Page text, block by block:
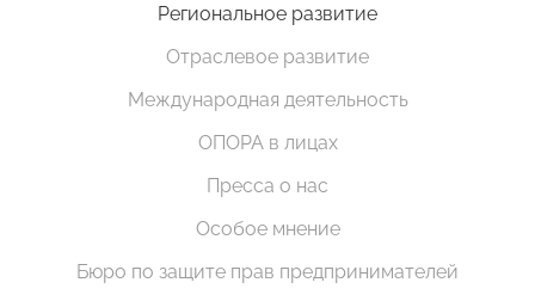
Региональное развитие
Отраслевое развитие
Международная деятельность
ОПОРА в лицах
Пресса о нас
Особое мнение
Бюро по защите прав предпринимателей